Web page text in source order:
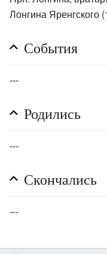
Лонгина Яренгского
События
---
Родились
---
Скончались
---